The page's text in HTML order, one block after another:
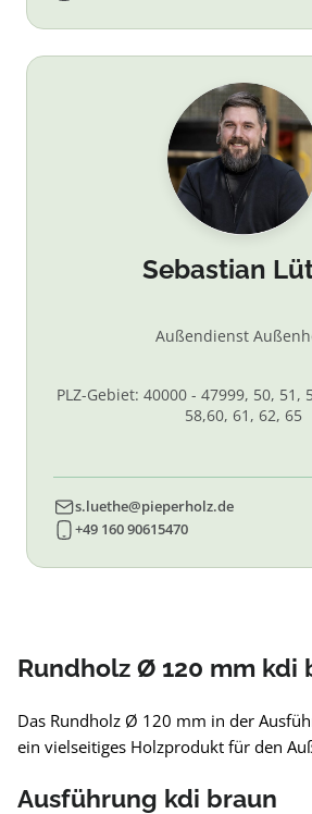
Sebastian
Außendienst
PLZ-Gebiet: 40000 - 47999, 50, 51,
58,60, 61, 62, 65
s.luethe@pieperholz.de
+49 160 90615470
Rundholz Ø 120 mm kdi
Das Rundholz Ø 120 mm in der
ein vielseitiges Holzprodukt für den
Ausführung kdi braun